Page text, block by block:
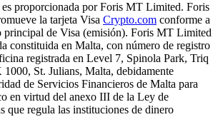
proporcionada por Foris MT Limited. Foris
la tarjeta Visa Crypto.com conforme a
principal de Visa (emisión). Foris MT Limited
constituida en Malta, con número de registro
registrada en Level 7, Spinola Park, Triq
St. Julians, Malta, debidamente
de Servicios Financieros de Malta para
en virtud del anexo III de la Ley de
que regula las instituciones de dinero